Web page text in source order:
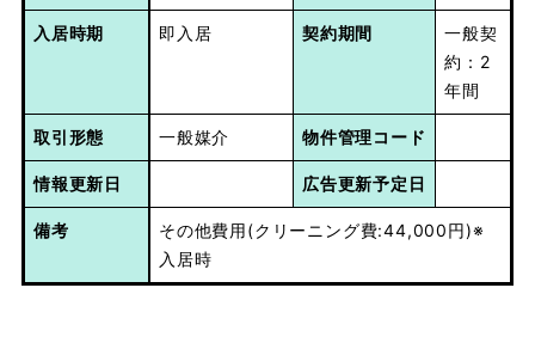
入居時期 即入居 契約期間
一般契
約：2
年間
取引形態 一般媒介 物件管理コード
情報更新日 広告更新予定日
備考
その他費用(クリーニング費:44,000円)※
入居時